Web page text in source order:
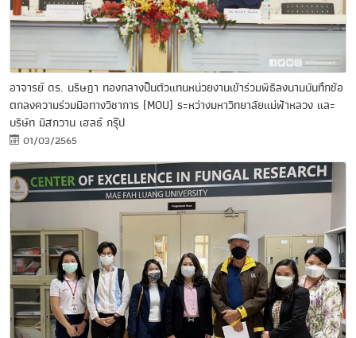
อาจารย์ ดร. นริษฎา ทองกลางป็นตัวแทนหน่วยงานเข้าร่วมพิธีลงนามบันทึกข้อ
ตกลงความร่วมมือทางวิชาการ (MOU) ระหว่างมหาวิทยาลัยแม่ฟ้าหลวง และ
บริษัท มิสกวาน เฮลธ์ กรุ๊ป
01/03/2565